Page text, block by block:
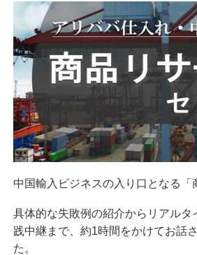
中国輸入ビジネスの入り口となる「
具体的な失敗例の紹介からリアルタ
践中継まで、約1時間をかけてお話
た。